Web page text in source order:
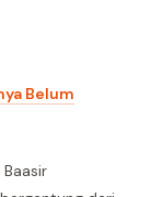
Belum